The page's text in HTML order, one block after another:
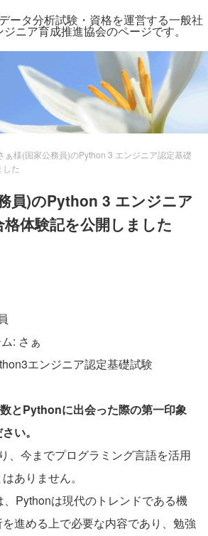
ータ分析試験・資格を運営する一般社
ニア育成推進協会のページです。
ぁ様(国家公務員)のPython 3 エンジニア認定基礎
した
員)のPython 3 エンジニア
体験記を公開しました
: さぁ
エンジニア認定基礎試験
とPythonに出会った際の第一印象
い。
、今までプログラミング言語を活用
ありません。
Pythonは現代のトレンドである機
進める上で必要な内容であり、勉強